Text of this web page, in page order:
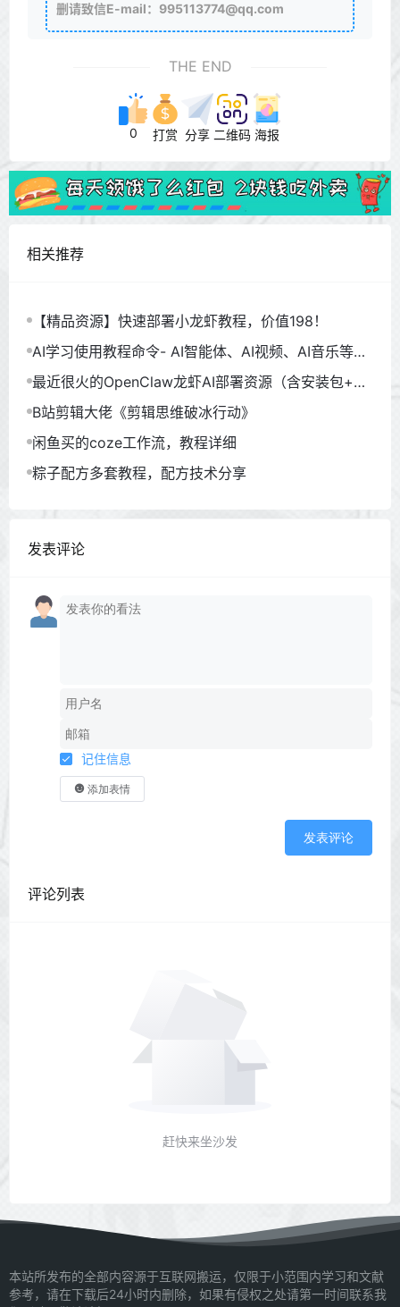
删请致信E-mail：995113774@qq.com
THE END
0 打赏 分享 二维码 海报
相关推荐
【精品资源】快速部署小龙虾教程，价值198！
AI学习使用教程命令- AI智能体、AI视频、AI音乐等
（930GB）
最近很火的OpenClaw龙虾AI部署资源（含安装包+教
程）
B站剪辑大佬《剪辑思维破冰行动》
闲鱼买的coze工作流，教程详细
粽子配方多套教程，配方技术分享
发表评论
记住信息
添加表情
发表评论
评论列表
赶快来坐沙发
本站所发布的全部内容源于互联网搬运，仅限于小范围内学习和文献
参考，请在下载后24小时内删除，如果有侵权之处请第一时间联系我